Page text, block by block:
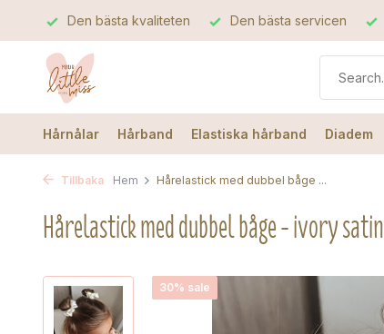
Den bästa kvaliteten Den bästa servicen
Hårnålar Hårband Elastiska hårband Diadem
Tillbaka Hem Hårelastick med dubbel båge ...
Hårelastick med dubbel båge - ivory satin
30% sale